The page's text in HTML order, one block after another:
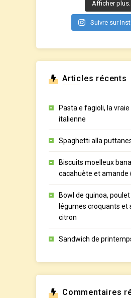
Afficher
Suivre sur
Articles récents
Pasta e fagioli, la
italienne
Spaghetti alla
Biscuits moelleux
cacahuète et amande
Bowl de quinoa, poulet
légumes croquants et
citron
Sandwich de
Commentaires